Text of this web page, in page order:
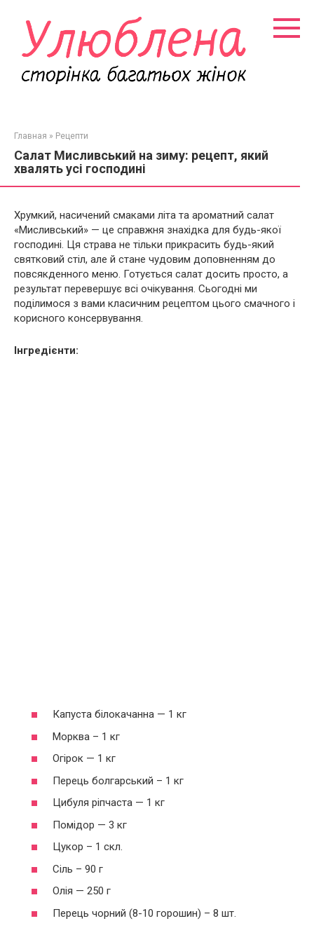
контенту
Главная » Рецепти
Салат Мисливський на зиму: рецепт, який
хвалять усі господині
Хрумкий, насичений смаками літа та ароматний салат
«Мисливський» — це справжня знахідка для будь-якої
господині. Ця страва не тільки прикрасить будь-який
святковий стіл, але й стане чудовим доповненням до
повсякденного меню. Готується салат досить просто, а
результат перевершує всі очікування. Сьогодні ми
поділимося з вами класичним рецептом цього смачного і
корисного консервування.
Інгредієнти:
Капуста білокачанна — 1 кг
Морква – 1 кг
Огірок — 1 кг
Перець болгарський – 1 кг
Цибуля ріпчаста — 1 кг
Помідор — 3 кг
Цукор – 1 скл.
Сіль – 90 г
Олія — ​​250 г
Перець чорний (8-10 горошин) – 8 шт.